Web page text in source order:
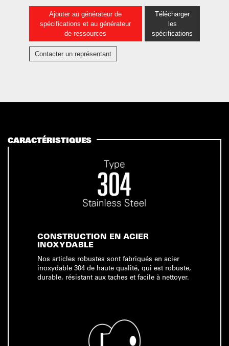
Ajouter au générateur de
spécifications et au générateur
de ressources
Télécharger
les
spécifications
Contacter un représentant
CARACTÉRISTIQUES
CONSTRUCTION EN ACIER
INOXYDABLE
Nos articles robustes sont fabriqués en acier
inoxydable 304 de haute qualité, qui est robuste,
durable, résistant aux taches et facile à nettoyer.